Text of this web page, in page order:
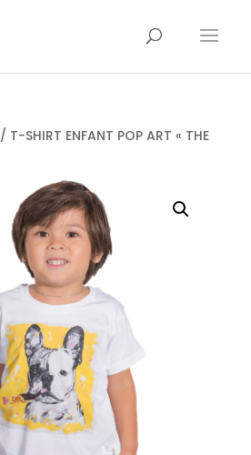
/ T-SHIRT ENFANT POP ART « THE